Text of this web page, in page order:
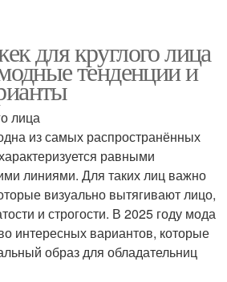
для круглого лица
тенденции и
лица
из самых распространённых
равными
линиями. Для таких лиц важно
визуально вытягивают лицо,
и строгости. В 2025 году мода
интересных вариантов, которые
образ для обладательниц